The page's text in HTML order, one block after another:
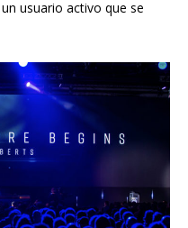
usuario activo que se